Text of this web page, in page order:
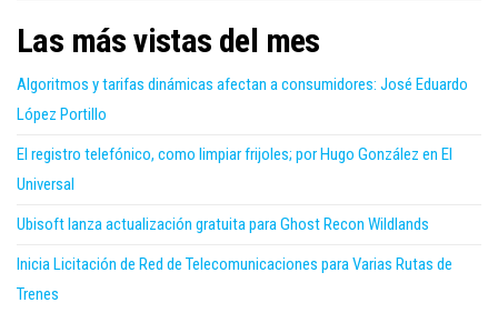
Las más vistas del mes
Algoritmos y tarifas dinámicas afectan a consumidores: José Eduardo
López Portillo
El registro telefónico, como limpiar frijoles; por Hugo González en El
Universal
Ubisoft lanza actualización gratuita para Ghost Recon Wildlands
Inicia Licitación de Red de Telecomunicaciones para Varias Rutas de
Trenes